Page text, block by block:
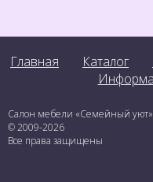
Главная Каталог
Салон мебели «Семейный уют»
© 2009-2026
Все права защищены